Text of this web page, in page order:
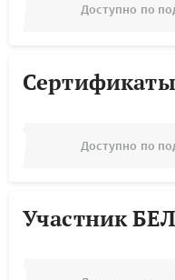
Доступно по
Доступно по
Участник